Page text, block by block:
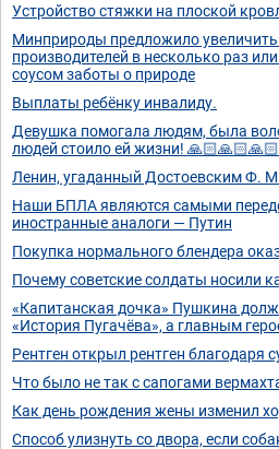
Устройство стяжки на плоской
Минприроды предложило увеличить
производителей в несколько раз
соусом заботы о природе
Выплаты ребёнку инвалиду.
Девушка помогала людям, была
людей стоило ей жизни! 🙏🏻🙏🏻🙏🏻
Ленин, угаданный Достоевским Ф.
Наши БПЛА являются самыми
иностранные аналоги — Путин
Покупка нормального блендера
Почему советские солдаты носили
«Капитанская дочка» Пушкина
«История Пугачёва», а главным
Рентген открыл рентген благодаря
Что было не так с сапогами
Как день рождения жены изменил
Способ улизнуть со двора, если